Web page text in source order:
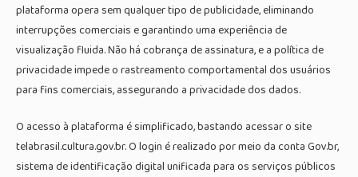
plataforma opera sem qualquer tipo de publicidade, eliminando
interrupções comerciais e garantindo uma experiência de
visualização fluida. Não há cobrança de assinatura, e a política de
privacidade impede o rastreamento comportamental dos usuários
para fins comerciais, assegurando a privacidade dos dados.
O acesso à plataforma é simplificado, bastando acessar o site
telabrasil.cultura.gov.br. O login é realizado por meio da conta Gov.br,
sistema de identificação digital unificada para os serviços públicos